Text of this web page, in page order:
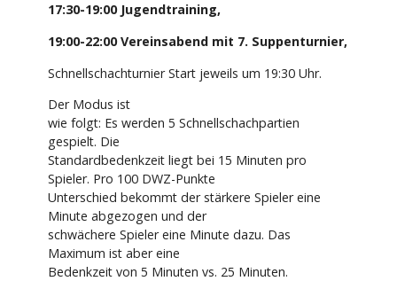
17:30-19:00 Jugendtraining,
19:00-22:00 Vereinsabend mit 7. Suppenturnier,
Schnellschachturnier Start jeweils um 19:30 Uhr.
Der Modus ist
wie folgt: Es werden 5 Schnellschachpartien
gespielt. Die
Standardbedenkzeit liegt bei 15 Minuten pro
Spieler. Pro 100 DWZ-Punkte
Unterschied bekommt der stärkere Spieler eine
Minute abgezogen und der
schwächere Spieler eine Minute dazu. Das
Maximum ist aber eine
Bedenkzeit von 5 Minuten vs. 25 Minuten.